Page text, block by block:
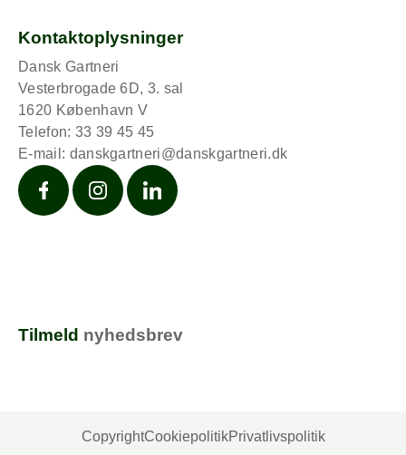
Kontaktoplysninger
Dansk Gartneri
Vesterbrogade 6D, 3. sal
1620 København V
Telefon: 33 39 45 45
E-mail: danskgartneri@danskgartneri.dk
FacebookInstagramLinkedIn
Tilmeld nyhedsbrev
CopyrightCookiepolitikPrivatlivspolitik